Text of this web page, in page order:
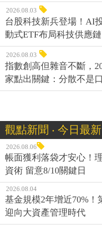
2026.08.03
台股科技新兵登場！AI
動式ETF布局科技供應
2026.08.03
指數創高但雜音不斷，
家點出關鍵：分散不是
觀點新聞 ‧ 今日最新
2026.08.06
帳面獲利落袋才安心！
資術 留意8/10關鍵日
2026.08.04
基金規模2年增近70%
迎向大資產管理時代